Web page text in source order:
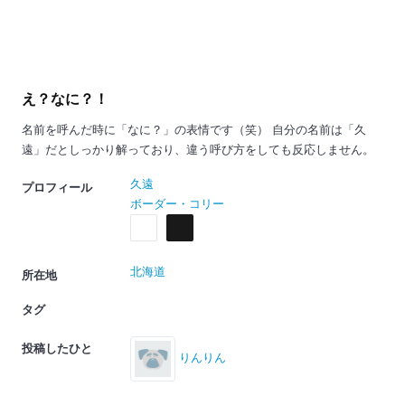
え？なに？！
名前を呼んだ時に「なに？」の表情です（笑） 自分の名前は「久
遠」だとしっかり解っており、違う呼び方をしても反応しません。
プロフィール
久遠
ボーダー・コリー
所在地 北海道
タグ
投稿したひと
りんりん